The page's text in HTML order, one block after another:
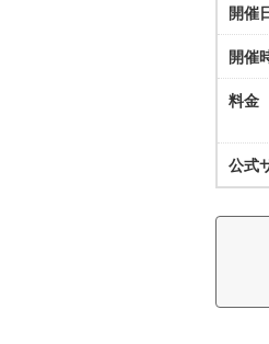
開催
開催
料金
公式